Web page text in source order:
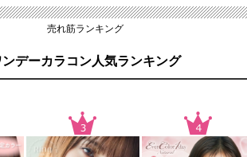
売れ筋ランキング
ンデーカラコン人気ランキング